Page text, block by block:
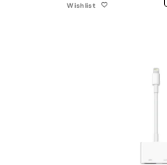
Wishlist